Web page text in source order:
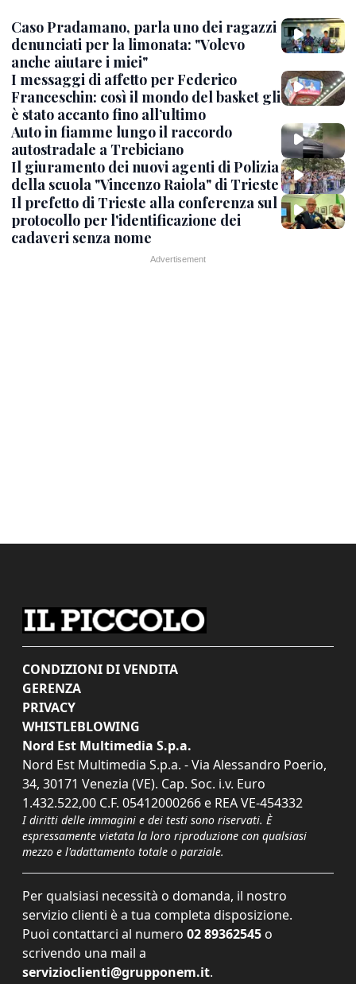
Caso Pradamano, parla uno dei ragazzi
denunciati per la limonata: "Volevo
anche aiutare i miei"
I messaggi di affetto per Federico
Franceschin: così il mondo del basket gli
è stato accanto fino all’ultimo
Auto in fiamme lungo il raccordo
autostradale a Trebiciano
Il giuramento dei nuovi agenti di Polizia
della scuola "Vincenzo Raiola" di Trieste
Il prefetto di Trieste alla conferenza sul
protocollo per l'identificazione dei
cadaveri senza nome
CONDIZIONI DI VENDITA
GERENZA
PRIVACY
WHISTLEBLOWING
Nord Est Multimedia S.p.a.
Nord Est Multimedia S.p.a. - Via Alessandro Poerio,
34, 30171 Venezia (VE). Cap. Soc. i.v. Euro
1.432.522,00 C.F. 05412000266 e REA VE-454332
I diritti delle immagini e dei testi sono riservati. È
espressamente vietata la loro riproduzione con qualsiasi
mezzo e l'adattamento totale o parziale.
Per qualsiasi necessità o domanda, il nostro
servizio clienti è a tua completa disposizione.
Puoi contattarci al numero 02 89362545 o
scrivendo una mail a
servizioclienti@grupponem.it.